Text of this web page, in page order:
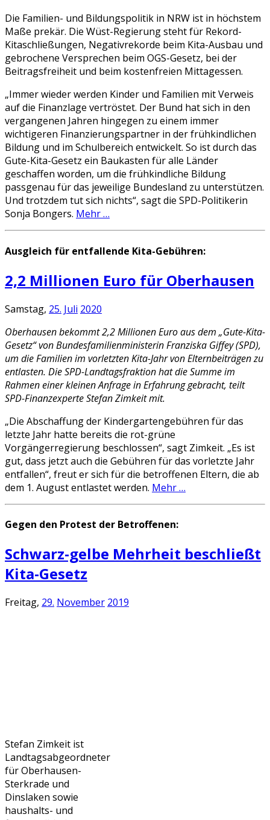
Die Familien- und Bildungspolitik in NRW ist in höchstem
Maße prekär. Die Wüst-Regierung steht für Rekord-
Kitaschließungen, Negativrekorde beim Kita-Ausbau und
gebrochene Versprechen beim OGS-Gesetz, bei der
Beitragsfreiheit und beim kostenfreien Mittagessen.
„Immer wieder werden Kinder und Familien mit Verweis
auf die Finanzlage vertröstet. Der Bund hat sich in den
vergangenen Jahren hingegen zu einem immer
wichtigeren Finanzierungspartner in der frühkindlichen
Bildung und im Schulbereich entwickelt. So ist durch das
Gute-Kita-Gesetz ein Baukasten für alle Länder
geschaffen worden, um die frühkindliche Bildung
passgenau für das jeweilige Bundesland zu unterstützen.
Und trotzdem tut sich nichts“, sagt die SPD-Politikerin
Sonja Bongers. Mehr …
Ausgleich für entfallende Kita-Gebühren:
2,2 Millionen Euro für Oberhausen
Samstag, 25. Juli 2020
Oberhausen bekommt 2,2 Millionen Euro aus dem „Gute-Kita-
Gesetz“ von Bundesfamilienministerin Franziska Giffey (SPD),
um die Familien im vorletzten Kita-Jahr von Elternbeiträgen zu
entlasten. Die SPD-Landtagsfraktion hat die Summe im
Rahmen einer kleinen Anfrage in Erfahrung gebracht, teilt
SPD-Finanzexperte Stefan Zimkeit mit.
„Die Abschaffung der Kindergartengebühren für das
letzte Jahr hatte bereits die rot-grüne
Vorgängerregierung beschlossen“, sagt Zimkeit. „Es ist
gut, dass jetzt auch die Gebühren für das vorletzte Jahr
entfallen“, freut er sich für die betroffenen Eltern, die ab
dem 1. August entlastet werden. Mehr …
Gegen den Protest der Betroffenen:
Schwarz-gelbe Mehrheit beschließt
Kita-Gesetz
Freitag, 29. November 2019
Stefan Zimkeit ist
Landtagsabgeordneter
für Oberhausen-
Sterkrade und
Dinslaken sowie
haushalts- und